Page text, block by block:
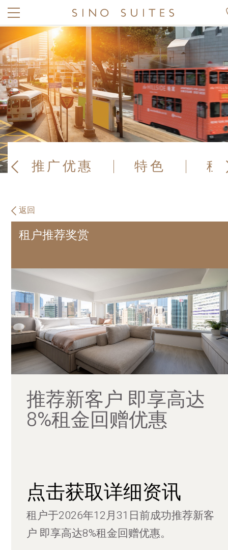
推广优惠 特色 租
返回
租户推荐奖赏
推荐新客户 即享高达
8%租金回赠优惠
点击获取详细资讯
租户于2026年12月31日前成功推荐新客
户 即享高达8%租金回赠优惠。